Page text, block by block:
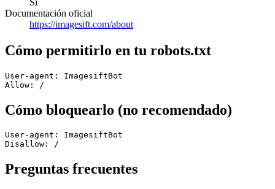
Documentación oficial
https://imagesift.com/about
Cómo permitirlo en tu robots.txt
User-agent: ImagesiftBot
Allow: /
Cómo bloquearlo (no recomendado)
User-agent: ImagesiftBot
Disallow: /
Preguntas frecuentes